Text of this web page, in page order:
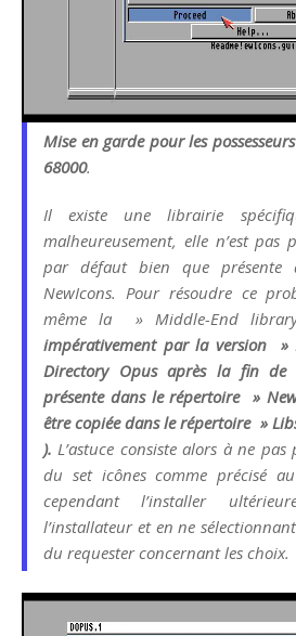
Mise en garde pour les
68000.
Il existe une librairie
malheureusement, elle n’est pas
par défaut bien que présente
NewIcons. Pour résoudre ce
même la » Middle-End
impérativement par la version »
Directory Opus après la fin de
présente dans le répertoire »
être copiée dans le répertoire »
). L’astuce consiste alors à ne
du set icônes comme précisé
cependant l’installer
l’installateur et en ne
du requester concernant les choix.